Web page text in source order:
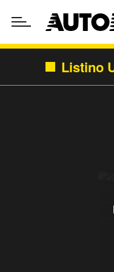
Listino